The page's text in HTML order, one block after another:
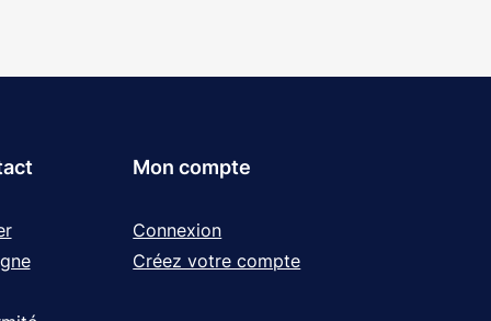
Mon compte
Connexion
Créez votre compte